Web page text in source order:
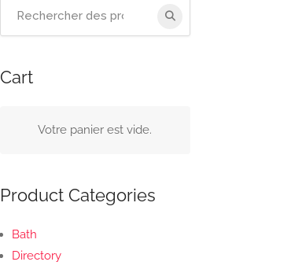
Cart
Votre panier est vide.
Product Categories
Bath
Directory